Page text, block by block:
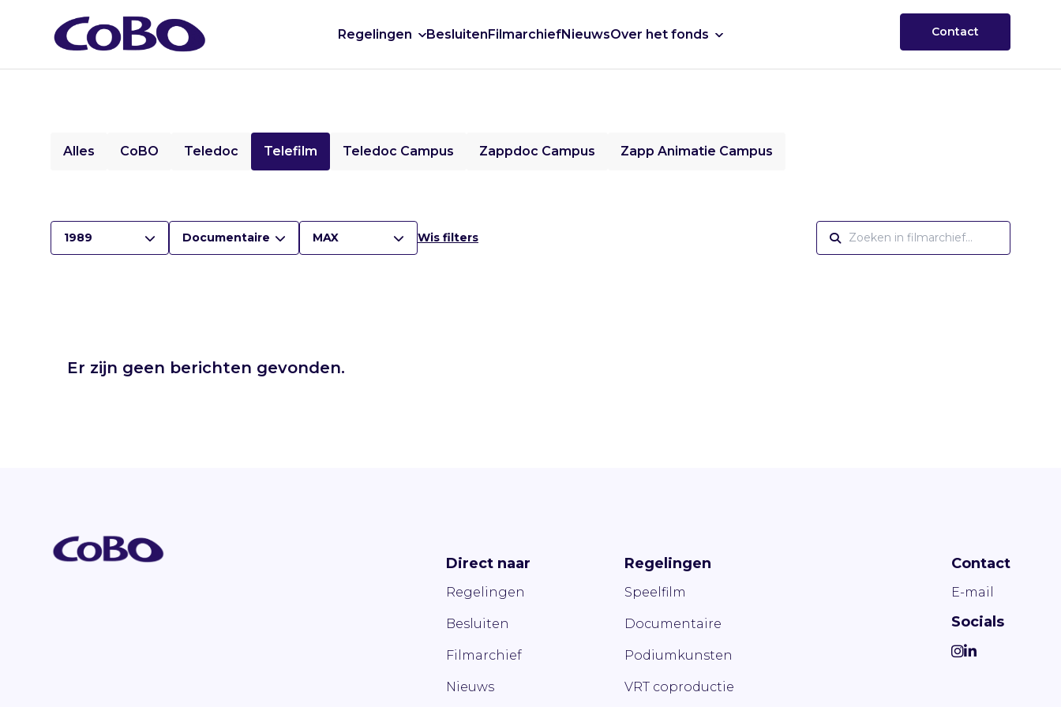
Regelingen BesluitenFilmarchiefNieuwsOver het fonds Contact
Alles CoBO Teledoc Telefilm Teledoc Campus Zappdoc Campus Zapp Animatie Campus
1989 Documentaire MAX Wis filters
Er zijn geen berichten gevonden.
Direct naar
Regelingen
Besluiten
Filmarchief
Nieuws
Regelingen
Speelfilm
Documentaire
Podiumkunsten
VRT coproductie
Contact
E-mail
Socials